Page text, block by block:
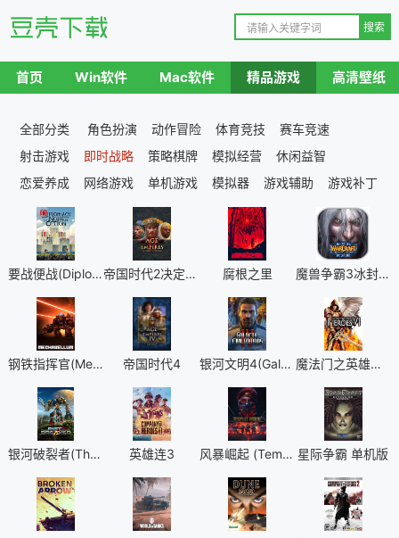
首页 Win软件 Mac软件 精品游戏 高清壁纸
全部分类 角色扮演 动作冒险 体育竞技
赛车竞速
射击游戏
即时战略 策略棋牌 模拟经营
休闲益智
恋爱养成
网络游戏 单机游戏 模拟器 游戏辅助 游戏补丁
要战便战(Diplomacy is Not an Option) 帝国时代2决定版（Age of Empires II: Definitive Edition） 腐根之里 魔兽争霸3冰封王座(WarcraftⅢ)
钢铁指挥官(Mechabellum) 帝国时代4 银河文明4(Galactic Civilizations 4) 魔法门之英雄无敌6黑暗之影
银河破裂者(The Riftbreaker) 英雄连3 风暴崛起 (Tempest Rising) 星际争霸 单机版